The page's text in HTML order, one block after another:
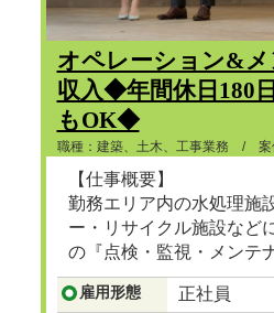
オペレーション&
収入◆年間休日180
もOK◆
職種：建築、土木、工事業務 / 案
【仕事概要】
勤務エリア内の水処理施
ー・リサイクル施設など
の『点検・監視・メンテ
頂きます。
雇用形態 正社員